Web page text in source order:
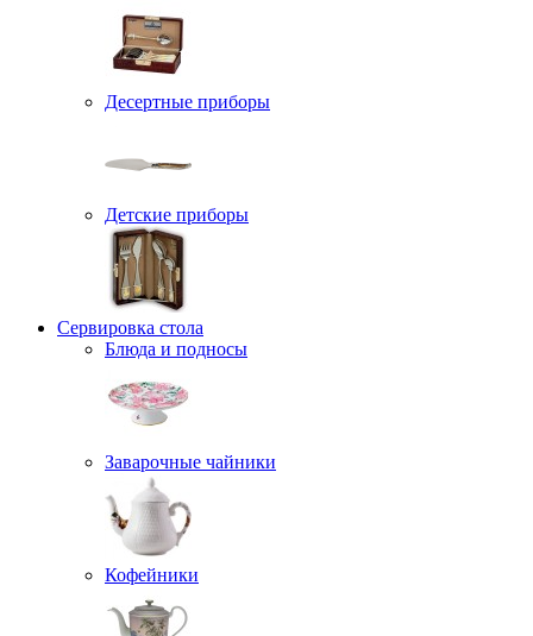
Десертные приборы
Детские приборы
Сервировка стола
Блюда и подносы
Заварочные чайники
Кофейники